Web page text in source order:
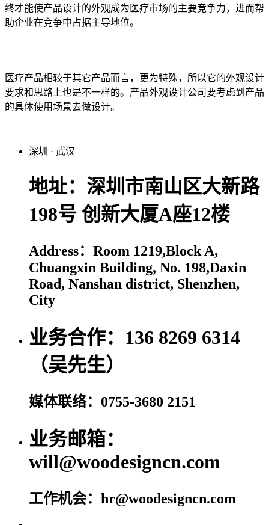
终才能使产品设计的外观成为医疗市场的主要竞争力，进而帮
助企业在竞争中占据主导地位。
医疗产品相较于其它产品而言，更为特殊，所以它的外观设计
要求和思路上也是不一样的。产品外观设计公司要考虑到产品
的具体使用场景去做设计。
深圳 · 武汉
地址：深圳市南山区大新路
198号 创新大厦A座12楼
Address：Room 1219,Block A,
Chuangxin Building, No. 198,Daxin
Road, Nanshan district, Shenzhen,
City
业务合作：136 8269 6314
（吴先生）
媒体联络：0755-3680 2151
业务邮箱：
will@woodesigncn.com
工作机会：hr@woodesigncn.com